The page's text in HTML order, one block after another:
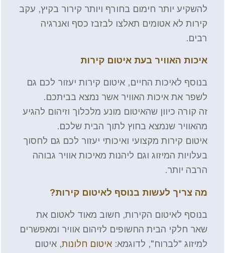
להשקיע יותר חימום בחורף ויותר קירור בקיץ, עקב
קירות לא אטומים תאלצו לבזבז כסף ואנרגיה
רבים.
איכות האוויר בעת איטום קירות
בנוסף לאיכות החיים, איטום קירות יעזור לכם גם
לשפר את איכות האוויר אשר נמצא בביתכם.
זה קורה כיוון שהאיטום מונע מלכלוך וזיהום להגיע
מהאוויר שנמצא בחוץ לתוך הבית שלכם.
איטום קירות מקצועי ואיכותי יעזור לכם גם לחסוך
בעלויות המיזוג וגם ליהנות מאיכות אוויר גבוהה
הרבה יותר.
מה צריך לעשות בנוסף לאיטום קירות?
בנוסף לאיטום הקירות, חשוב מאוד לאטום את
שאר חלקי הבית החשופים לזיהום אוויר ומאפשרים
למיזוג "לברוח", לדוגמא:איטום חלונות, איטום